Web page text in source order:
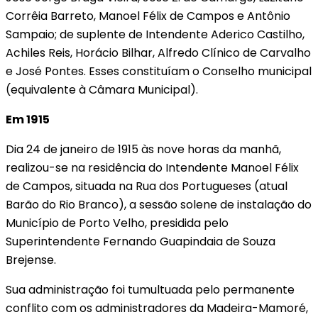
Corrêia Barreto, Manoel Félix de Campos e Antônio
Sampaio; de suplente de Intendente Aderico Castilho,
Achiles Reis, Horácio Bilhar, Alfredo Clínico de Carvalho
e José Pontes. Esses constituíam o Conselho municipal
(equivalente à Câmara Municipal).
Em 1915
Dia 24 de janeiro de 1915 às nove horas da manhã,
realizou-se na residência do Intendente Manoel Félix
de Campos, situada na Rua dos Portugueses (atual
Barão do Rio Branco), a sessão solene de instalação do
Município de Porto Velho, presidida pelo
Superintendente Fernando Guapindaia de Souza
Brejense.
Sua administração foi tumultuada pelo permanente
conflito com os administradores da Madeira-Mamoré,